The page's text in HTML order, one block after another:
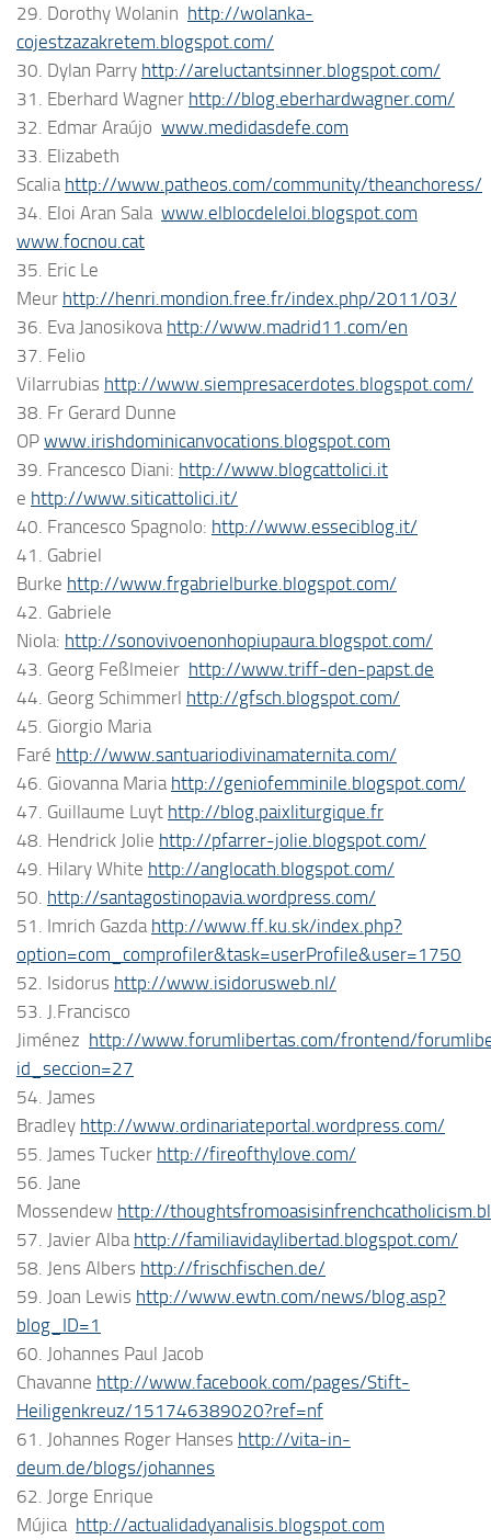
29. Dorothy Wolanin http://wolanka-
cojestzazakretem.blogspot.com/
30. Dylan Parry http://areluctantsinner.blogspot.com/
31. Eberhard Wagner http://blog.eberhardwagner.com/
32. Edmar Araújo www.medidasdefe.com
33. Elizabeth
Scalia http://www.patheos.com/community/theanchoress/
34. Eloi Aran Sala www.elblocdeleloi.blogspot.com
www.focnou.cat
35. Eric Le
Meur http://henri.mondion.free.fr/index.php/2011/03/
36. Eva Janosikova http://www.madrid11.com/en
37. Felio
Vilarrubias http://www.siempresacerdotes.blogspot.com/
38. Fr Gerard Dunne
OP www.irishdominicanvocations.blogspot.com
39. Francesco Diani: http://www.blogcattolici.it
e http://www.siticattolici.it/
40. Francesco Spagnolo: http://www.esseciblog.it/
41. Gabriel
Burke http://www.frgabrielburke.blogspot.com/
42. Gabriele
Niola: http://sonovivoenonhopiupaura.blogspot.com/
43. Georg Feßlmeier http://www.triff-den-papst.de
44. Georg Schimmerl http://gfsch.blogspot.com/
45. Giorgio Maria
Faré http://www.santuariodivinamaternita.com/
46. Giovanna Maria http://geniofemminile.blogspot.com/
47. Guillaume Luyt http://blog.paixliturgique.fr
48. Hendrick Jolie http://pfarrer-jolie.blogspot.com/
49. Hilary White http://anglocath.blogspot.com/
50. http://santagostinopavia.wordpress.com/
51. Imrich Gazda http://www.ff.ku.sk/index.php?
option=com_comprofiler&task=userProfile&user=1750
52. Isidorus http://www.isidorusweb.nl/
53. J.Francisco
Jiménez http://www.forumlibertas.com/frontend/
id_seccion=27
54. James
Bradley http://www.ordinariateportal.wordpress.com/
55. James Tucker http://fireofthylove.com/
56. Jane
Mossendew http://
57. Javier Alba http://familiavidaylibertad.blogspot.com/
58. Jens Albers http://frischfischen.de/
59. Joan Lewis http://www.ewtn.com/news/blog.asp?
blog_ID=1
60. Johannes Paul Jacob
Chavanne http://www.facebook.com/pages/Stift-
Heiligenkreuz/151746389020?ref=nf
61. Johannes Roger Hanses http://vita-in-
deum.de/blogs/johannes
62. Jorge Enrique
Mújica http://actualidadyanalisis.blogspot.com